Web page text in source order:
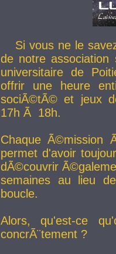
Si vous ne le
de notre
universitaire de
offrir une heure
sociÃ©tÃ© et jeux
17h Ã 18h.
Chaque Ã©mission
permet d'avoir
dÃ©couvrir
semaines au lieu
boucle.
Alors, qu'est-ce
concrÃ¨tement ?